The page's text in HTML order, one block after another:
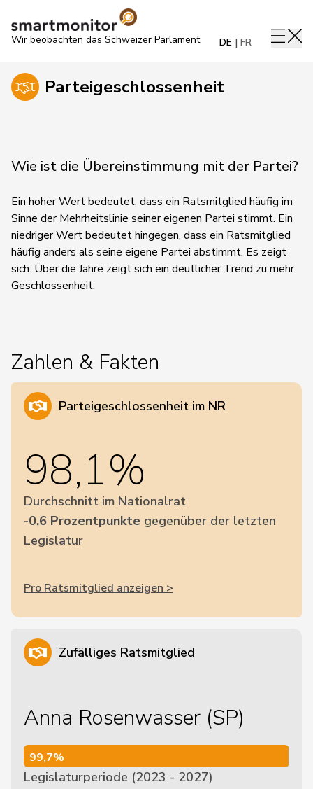
Wir beobachten das Schweizer Parlament DE FR
Parteigeschlossenheit
Wie ist die Übereinstimmung mit der Partei?
Ein hoher Wert bedeutet, dass ein Ratsmitglied häufig im
Sinne der Mehrheitslinie seiner eigenen Partei stimmt. Ein
niedriger Wert bedeutet hingegen, dass ein Ratsmitglied
häufig anders als seine eigene Partei abstimmt. Es zeigt
sich: Über die Jahre zeigt sich ein deutlicher Trend zu mehr
Geschlossenheit.
Zahlen & Fakten
Parteigeschlossenheit im NR
98,1%
Durchschnitt im Nationalrat
-0,6 Prozentpunkte gegenüber der letzten
Legislatur
Pro Ratsmitglied anzeigen >
Zufälliges Ratsmitglied
Anna Rosenwasser (SP)
99,7%
99,7%
Legislaturperiode (2023 - 2027)